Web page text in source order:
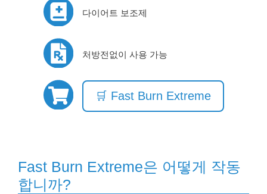
다이어트 보조제
처방전없이 사용 가능
🛒 Fast Burn Extreme
Fast Burn Extreme은 어떻게 작동
합니까?